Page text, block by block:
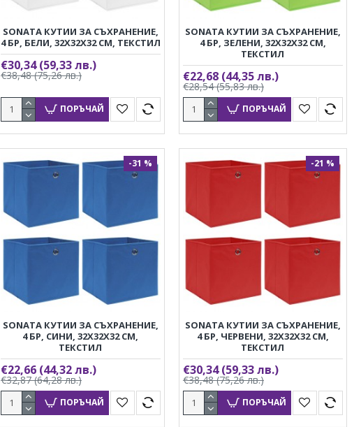
SONATA КУТИИ ЗА СЪХРАНЕНИЕ,
4 БР, БЕЛИ, 32X32X32 СМ, ТЕКСТИЛ
€30,34(59,33 лв.)
€38,48(75,26 лв.)
ПОРЪЧАЙ
SONATA КУТИИ ЗА СЪХРАНЕНИЕ,
4 БР, ЗЕЛЕНИ, 32X32X32 СМ,
ТЕКСТИЛ
€22,68 (44,35 лв.)
€28,54(55,83 лв.)
ПОРЪЧАЙ
-31 %
SONATA КУТИИ ЗА СЪХРАНЕНИЕ,
4 БР, СИНИ, 32X32X32 СМ,
ТЕКСТИЛ
€22,66 (44,32 лв.)
€32,87(64,28 лв.)
ПОРЪЧАЙ
-21 %
SONATA КУТИИ ЗА СЪХРАНЕНИЕ,
4 БР, ЧЕРВЕНИ, 32X32X32 СМ,
ТЕКСТИЛ
€30,34(59,33 лв.)
€38,48(75,26 лв.)
ПОРЪЧАЙ